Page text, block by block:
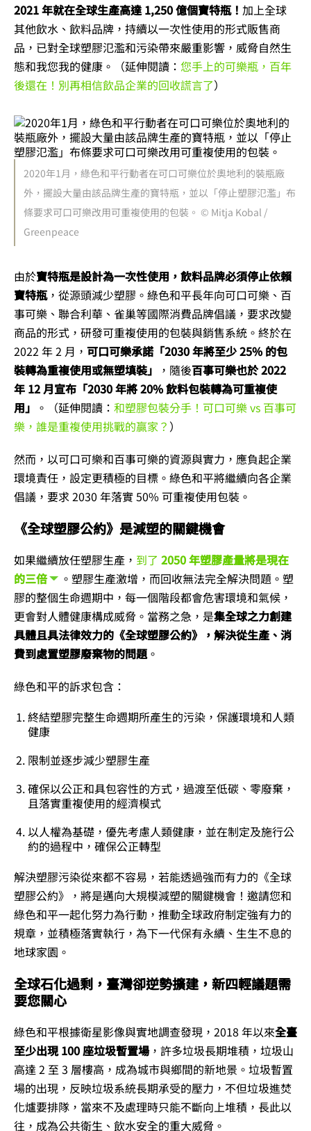
2021 年就在全球生產高達 1,250 億個寶特瓶！ 加上全球
其他飲水、飲料品牌，持續以一次性使用的形式販售商
品，已對全球塑膠氾濫和污染帶來嚴重影響，威脅自然生
態和我您我的健康。（延伸閱讀： 您手上的可樂瓶，百年
後還在！別再相信飲品企業的回收謊言了）
2020年1月，綠色和平行動者在可口可樂位於奧地利的裝瓶廠
外，擺設大量由該品牌生產的寶特瓶，並以「停止塑膠氾濫」布
條要求可口可樂改用可重複使用的包裝。 © Mitja Kobal /
Greenpeace
由於寶特瓶是設計為一次性使用，飲料品牌必須停止依賴
寶特瓶，從源頭減少塑膠。綠色和平長年向可口可樂、百
事可樂、聯合利華、雀巢等國際消費品牌倡議，要求改變
商品的形式，研發可重複使用的包裝與銷售系統。終於在
2022 年 2 月， 可口可樂承諾「2030 年將至少 25% 的包
裝轉為重複使用或無塑填裝」
，隨後百事可樂也於 2022
年 12 月宣布「2030 年將 20% 飲料包裝轉為可重複使
用」 。（延伸閱讀： 和塑膠包裝分手！可口可樂 vs 百事可
樂，誰是重複使用挑戰的贏家？ ）
然而，以可口可樂和百事可樂的資源與實力，應負起企業
環境責任，設定更積極的目標。綠色和平將繼續向各企業
倡議，要求 2030 年落實 50% 可重複使用包裝。
《全球塑膠公約》是減塑的關鍵機會
如果繼續放任塑膠生產， 到了 2050 年塑膠產量將是現在
的三倍
。塑膠生產激增，而回收無法完全解決問題。塑
膠的整個生命週期中，每一個階段都會危害環境和氣候，
更會對人體健康構成威脅。當務之急，是集全球之力創建
具體且具法律效力的《全球塑膠公約》，解決從生產、消
費到處置塑膠廢棄物的問題 。
綠色和平的訴求包含：
終結塑膠完整生命週期所產生的污染，保護環境和人類
健康
限制並逐步減少塑膠生產
確保以公正和具包容性的方式，過渡至低碳、零廢棄，
且落實重複使用的經濟模式
以人權為基礎，優先考慮人類健康，並在制定及施行公
約的過程中，確保公正轉型
解決塑膠污染從來都不容易，若能透過強而有力的《全球
塑膠公約》，將是邁向大規模減塑的關鍵機會！邀請您和
綠色和平一起化努力為行動，推動全球政府制定強有力的
規章，並積極落實執行，為下一代保有永續、生生不息的
地球家園。
全球石化過剩，臺灣卻逆勢擴建，新四輕議題需
要您關心
綠色和平根據衛星影像與實地調查發現，2018 年以來全臺
至少出現 100 座垃圾暫置場，許多垃圾長期堆積，垃圾山
高達 2 至 3 層樓高，成為城市與鄉間的新地景。垃圾暫置
場的出現，反映垃圾系統長期承受的壓力，不但垃圾進焚
化爐要排隊，當來不及處理時只能不斷向上堆積，長此以
往，成為公共衛生、飲水安全的重大威脅。